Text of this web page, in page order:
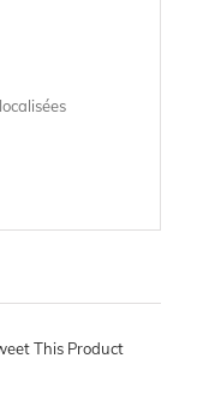
This Product